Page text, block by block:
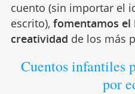
cuento (sin importar el
escrito), fomentamos el
creatividad de los más
Cuentos infantiles
por